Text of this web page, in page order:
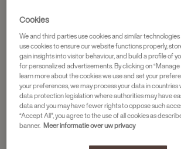
Neem contact op
Machine onderhoud
video’s
FAQ
Cookies
We and third parties use cookies and similar
use cookies to ensure our website functions properly,
gain insights into visitor behaviour, and build a profile of
for personalized advertisements. By clicking on “Manage
learn more about the cookies we use and set your
your preferences, we may process your data in countries
data protection legislation where authorities may have
data and you may have fewer rights to oppose such
“Accept All”, you agree to the use of all cookies as
banner. Meer informatie over uw privacy